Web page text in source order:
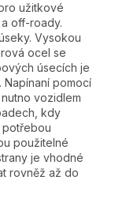
užitkové
off-roady.
Vysokou
ocel se
úsecích je
Napínaní pomocí
vozidlem
kdy
použitelné
je vhodné
rovněž až do